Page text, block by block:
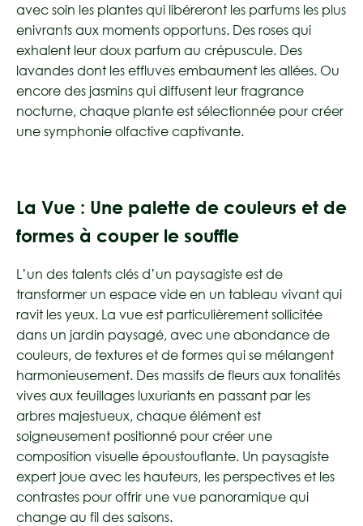
avec soin les plantes qui libéreront les parfums les plus
enivrants aux moments opportuns. Des roses qui
exhalent leur doux parfum au crépuscule. Des
lavandes dont les effluves embaument les allées. Ou
encore des jasmins qui diffusent leur fragrance
nocturne, chaque plante est sélectionnée pour créer
une symphonie olfactive captivante.
La Vue : Une palette de couleurs et de
formes à couper le souffle
L’un des talents clés d’un paysagiste est de
transformer un espace vide en un tableau vivant qui
ravit les yeux. La vue est particulièrement sollicitée
dans un jardin paysagé, avec une abondance de
couleurs, de textures et de formes qui se mélangent
harmonieusement. Des massifs de fleurs aux tonalités
vives aux feuillages luxuriants en passant par les
arbres majestueux, chaque élément est
soigneusement positionné pour créer une
composition visuelle époustouflante. Un paysagiste
expert joue avec les hauteurs, les perspectives et les
contrastes pour offrir une vue panoramique qui
change au fil des saisons.